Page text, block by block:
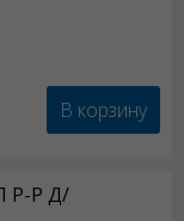
В корзину
Р-Р Д/